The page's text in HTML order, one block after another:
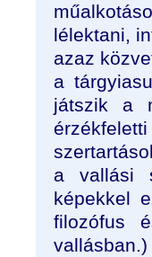
lélektani,
azaz
a
játszik a
a vallási
képekkel
filozófus